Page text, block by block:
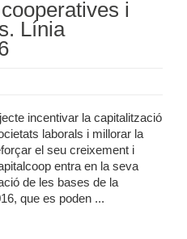
i
Línia
incentivar la capitalització
laborals i millorar la
el seu creixement i
entra en la seva
de les bases de la
que es poden ...